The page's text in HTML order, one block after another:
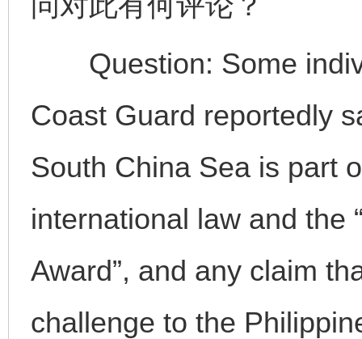
Question: Some
Coast Guard reportedly
South China Sea is part
international law and the
Award”, and any claim
challenge to the